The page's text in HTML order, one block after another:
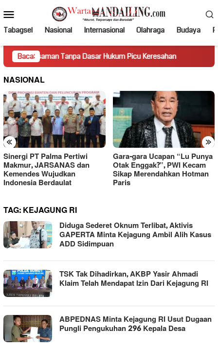
ke
kontenMobile
Tabagsel Nasional Internasional Olahraga Budaya
Baca:Tanpa Dasar Hukum Picu Keresahan Truk Miring
NASIONAL
« »
Sinergi PT Palma Pertiwi
Makmur, JARSANAS dan
Kemendes Wujudkan
Indonesia Berdaulat
Gara-gara Ucapan “Lu Punya
Otak Enggak?”, PWI Kecam
Sikap Merendahkan Hotman
Paris
TAG:KEJAGUNG RI
Diduga Sederet Oknum Terlibat, Aktivis
GAPERTA Minta Kejagung Ambil Alih Kasus
ADD Sidimpuan
TSK Tak Dihadirkan, AKBP Yasir Ahmadi
Klaim Telah Mendapat Izin Dari Kejagung RI
ABPEDNAS Minta Kejagung RI Usut Dugaan
Pungli Pengukuhan 296 Kepala Desa